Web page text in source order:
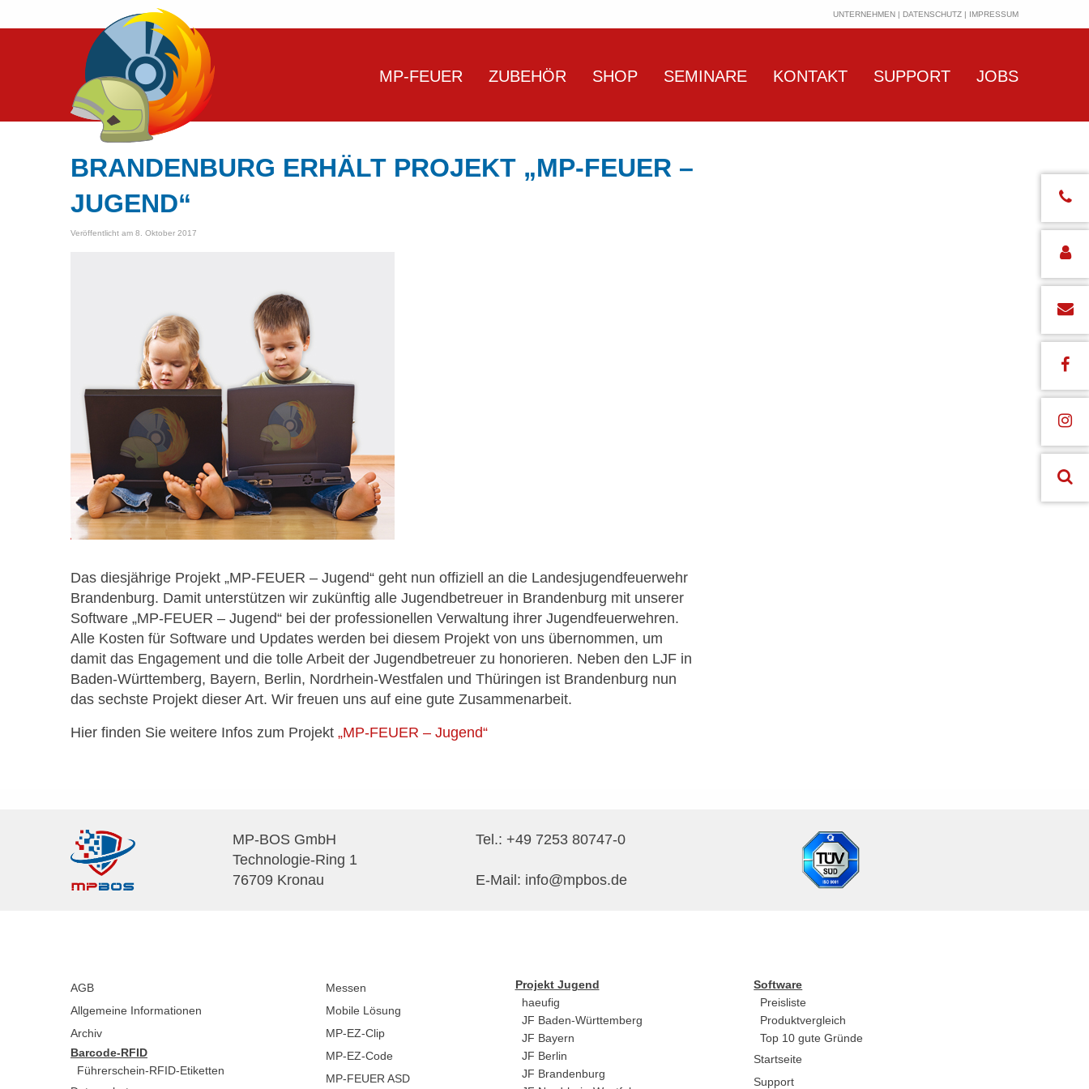
UNTERNEHMEN | DATENSCHUTZ | IMPRESSUM
MP-FEUER ZUBEHÖR SHOP SEMINARE KONTAKT SUPPORT JOBS
BRANDENBURG ERHÄLT PROJEKT „MP-FEUER –
JUGEND“
Veröffentlicht am 8. Oktober 2017
Das diesjährige Projekt „MP-FEUER – Jugend“ geht nun offiziell an die Landesjugendfeuerwehr
Brandenburg. Damit unterstützen wir zukünftig alle Jugendbetreuer in Brandenburg mit unserer
Software „MP-FEUER – Jugend“ bei der professionellen Verwaltung ihrer Jugendfeuerwehren.
Alle Kosten für Software und Updates werden bei diesem Projekt von uns übernommen, um
damit das Engagement und die tolle Arbeit der Jugendbetreuer zu honorieren. Neben den LJF in
Baden-Württemberg, Bayern, Berlin, Nordrhein-Westfalen und Thüringen ist Brandenburg nun
das sechste Projekt dieser Art. Wir freuen uns auf eine gute Zusammenarbeit.
Hier finden Sie weitere Infos zum Projekt „MP-FEUER – Jugend“
MP-BOS GmbH
Technologie-Ring 1
76709 Kronau
Tel.: +49 7253 80747-0
E-Mail: info@mpbos.de
AGB
Allgemeine Informationen
Archiv
Barcode-RFID
Führerschein-RFID-Etiketten
Messen
Mobile Lösung
MP-EZ-Clip
MP-EZ-Code
MP-FEUER ASD
Projekt Jugend
haeufig
JF Baden-Württemberg
JF Bayern
JF Berlin
JF Brandenburg
Software
Preisliste
Produktvergleich
Top 10 gute Gründe
Startseite
Support